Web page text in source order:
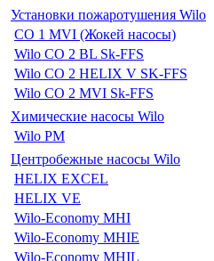
Установки пожаротушения Wilo
CO 1 MVI (Жокей насосы)
Wilo CO 2 BL Sk-FFS
Wilo CO 2 HELIX V SK-FFS
Wilo CO 2 MVI Sk-FFS
Химические насосы Wilo
Wilo PM
Центробежные насосы Wilo
HELIX EXCEL
HELIX VE
Wilo-Economy MHI
Wilo-Economy MHIE
Wilo-Economy MHIL